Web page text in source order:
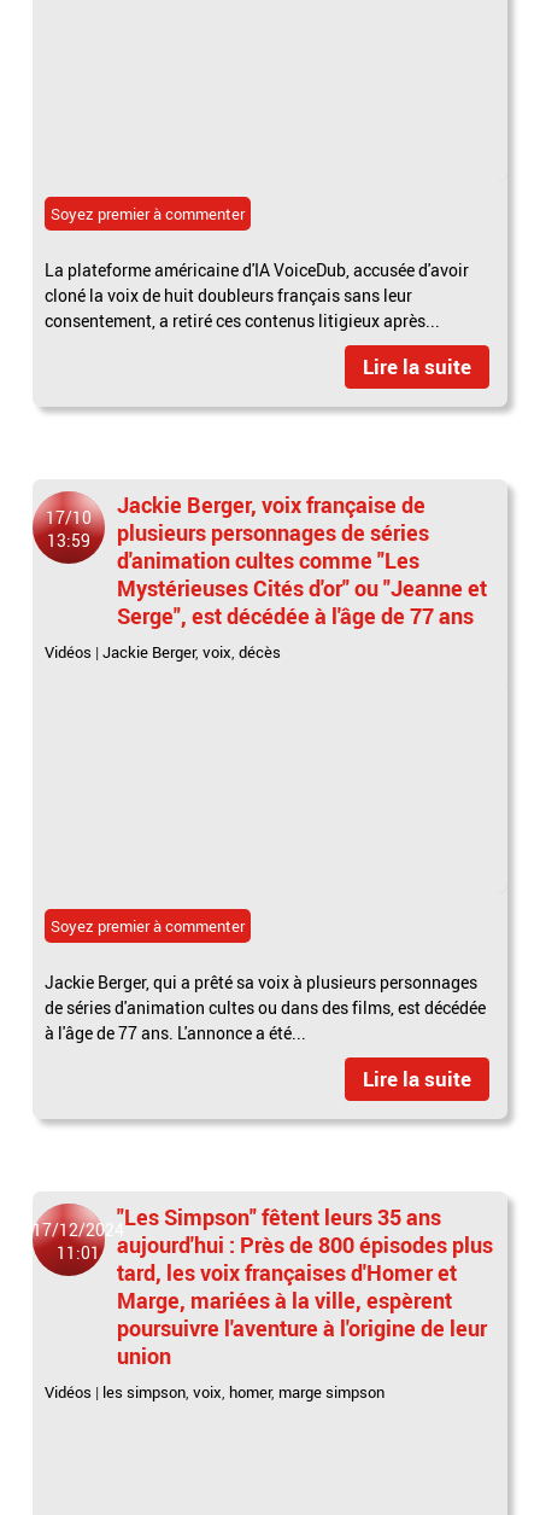
Soyez premier à commenter
La plateforme américaine d'IA VoiceDub, accusée d'avoir
cloné la voix de huit doubleurs français sans leur
consentement, a retiré ces contenus litigieux après...
Lire la suite
17/10
13:59
Jackie Berger, voix française de
plusieurs personnages de séries
d'animation cultes comme "Les
Mystérieuses Cités d'or" ou "Jeanne et
Serge", est décédée à l'âge de 77 ans
Vidéos |Jackie Berger,voix,décès
Soyez premier à commenter
Jackie Berger, qui a prêté sa voix à plusieurs personnages
de séries d'animation cultes ou dans des films, est décédée
à l'âge de 77 ans. L'annonce a été...
Lire la suite
17/12/2024
11:01
"Les Simpson" fêtent leurs 35 ans
aujourd'hui : Près de 800 épisodes plus
tard, les voix françaises d'Homer et
Marge, mariées à la ville, espèrent
poursuivre l'aventure à l'origine de leur
union
Vidéos | les simpson,voix, homer, marge simpson